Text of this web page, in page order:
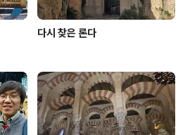
다시 찾은 론다